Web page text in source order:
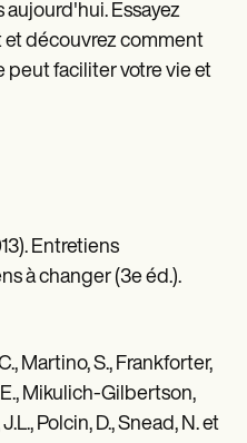
Essayez
découvrez comment
faciliter votre vie et
Entretiens
à changer (3e éd.).
Martino, S., Frankforter,
Mikulich-Gilbertson,
Polcin, D., Snead, N. et